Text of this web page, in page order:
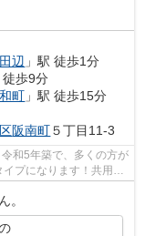
辺 」駅 徒歩1分
徒歩9分
町 」駅 徒歩15分
阪南町５丁目11-3
和5年築で、多くの方が
プになります！共用部
。